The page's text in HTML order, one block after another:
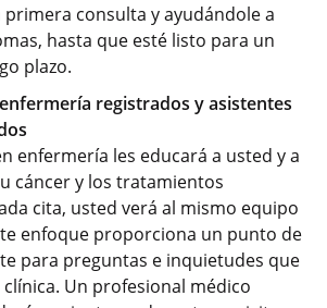
primera consulta y ayudándole a
hasta que esté listo para un
plazo.
registrados y asistentes
enfermería les educará a usted y a
cáncer y los tratamientos
cita, usted verá al mismo equipo
enfoque proporciona un punto de
para preguntas e inquietudes que
Un profesional médico